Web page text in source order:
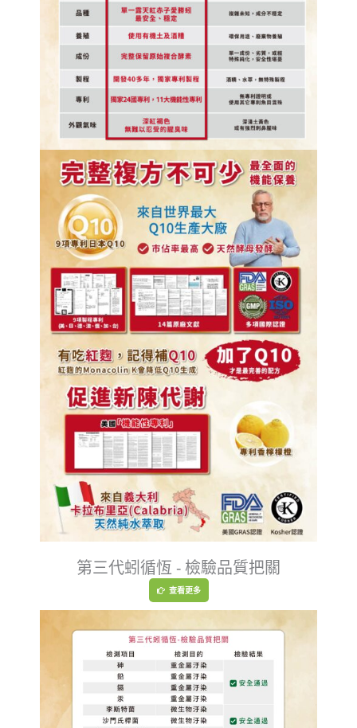
第三代蚓循恆 - 檢驗品質把關
查看更多